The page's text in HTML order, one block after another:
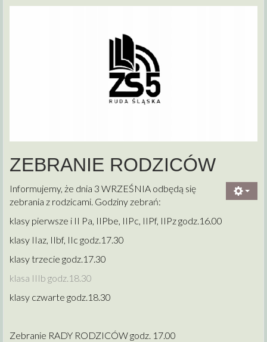
ZEBRANIE RODZICÓW
Informujemy, że dnia 3 WRZEŚNIA odbędą się
zebrania z rodzicami. Godziny zebrań:
klasy pierwsze i II Pa, IIPbe, IIPc, IIPf, IIPz godz.16.00
klasy IIaz, IIbf, IIc godz.17.30
klasy trzecie godz.17.30
klasa IIIb godz.18.30
klasy czwarte godz.18.30
Zebranie RADY RODZICÓW godz. 17.00